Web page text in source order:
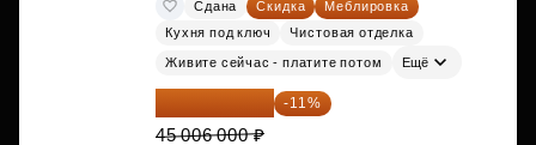
Сдана Скидка
Меблировка
Кухня под ключ
Чистовая отделка
Живите сейчас - платите потом Ещё
40 055 340 ₽ -11%
45 006 000 ₽